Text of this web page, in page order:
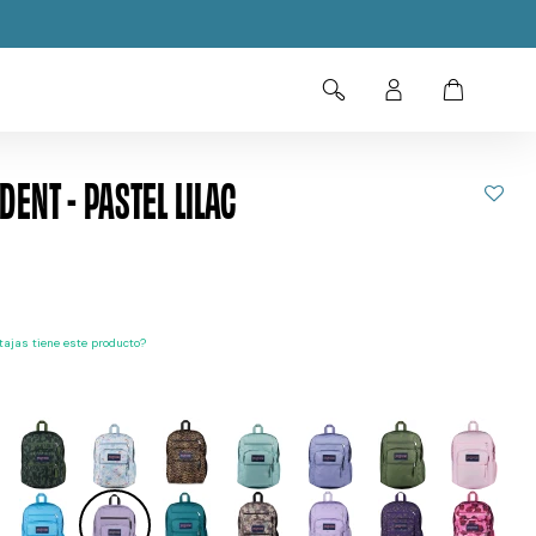
- PASTEL LILAC
tiene este producto?